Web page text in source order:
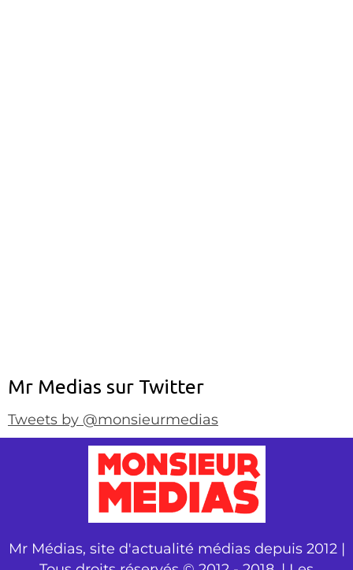
Mr Medias sur Twitter
Tweets by @monsieurmedias
Mr Médias, site d'actualité médias depuis 2012 |